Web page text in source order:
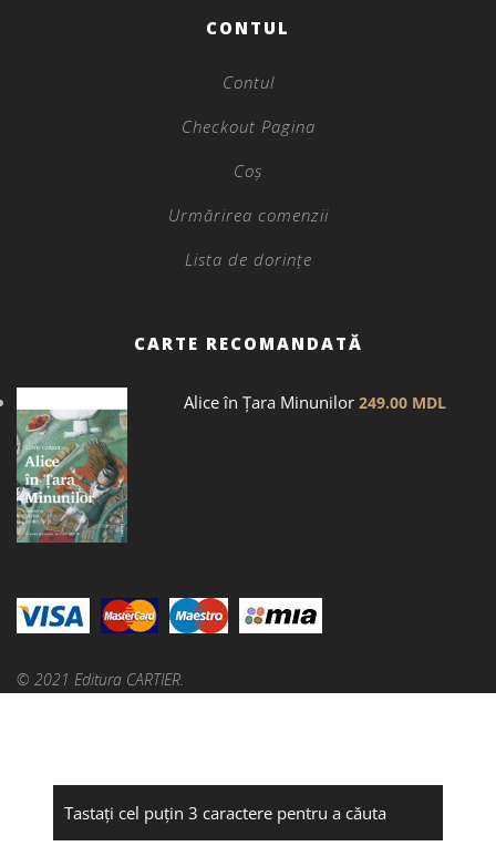
CONTUL
Contul
Checkout Pagina
Coș
Urmărirea comenzii
Lista de dorințe
CARTE RECOMANDATĂ
Alice în Țara Minunilor 249.00 MDL
© 2021 Editura CARTIER.